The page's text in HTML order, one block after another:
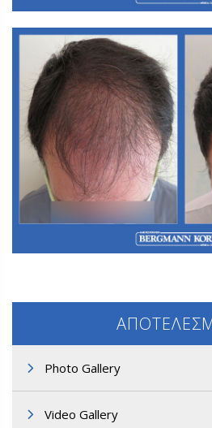
Α3. Μεταμόσχευση
Photo Gallery
Video Gallery